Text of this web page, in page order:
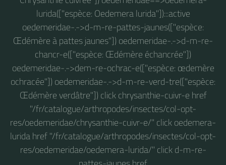
lurida(["espèce: Oedemera lurida"]):::active
oedemeridae-.->d-m-re-pattes-jaunes(["espèce:
Œdémère à pattes jaunes"]) oedemeridae-.->d-m-re-
chancr-e(["espèce: Œdémère échancrée"])
oedemeridae-.->dem-re-ochrac-e(["espèce: œdemère
ochracée"]) oedemeridae-.->d-m-re-verd-tre(["espèce:
Œdémère verdâtre"]) click chrysanthie-cuivr-e href
"/fr/catalogue/arthropodes/insectes/col-opt-
res/oedemeridae/chrysanthie-cuivr-e/" click oedemera-
lurida href "/fr/catalogue/arthropodes/insectes/col-opt-
res/oedemeridae/oedemera-lurida/" click d-m-re-